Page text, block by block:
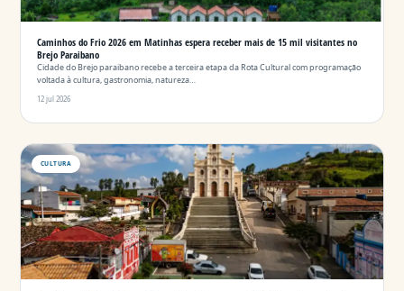
Caminhos do Frio 2026 em Matinhas espera receber mais de 15 mil visitantes no
Brejo Paraibano
Cidade do Brejo paraibano recebe a terceira etapa da Rota Cultural com programação
voltada à cultura, gastronomia, natureza…
12 jul 2026
CULTURA